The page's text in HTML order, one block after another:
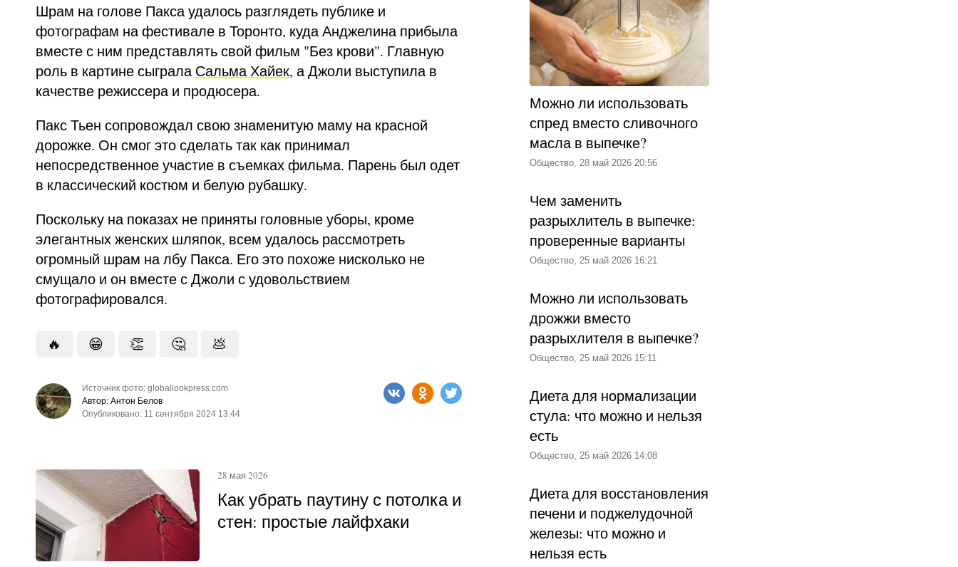
Шрам на голове Пакса удалось разглядеть публике и
фотографам на фестивале в Торонто, куда Анджелина прибыла
вместе с ним представлять свой фильм "Без крови". Главную
роль в картине сыгралаСальма Хайек, а Джоли выступила в
качестве режиссера и продюсера.
Пакс Тьен сопровождал свою знаменитую маму на красной
дорожке. Он смог это сделать так как принимал
непосредственное участие в съемках фильма. Парень был одет
в классический костюм и белую рубашку.
Поскольку на показах не приняты головные уборы, кроме
элегантных женских шляпок, всем удалось рассмотреть
огромный шрам на лбу Пакса. Его это похоже нисколько не
смущало и он вместе с Джоли с удовольствием
фотографировался.
🔥 😁 👏 🤔 💩
Источник фото: globallookpress.com
Автор: Антон Белов
Опубликовано: 11 сентября 2024 13:44
Как убрать паутину с потолка и
стен: простые лайфхаки
28 мая 2026
Можно ли использовать
спред вместо сливочного
масла в выпечке?
Общество, 28 май 2026 20:56
Чем заменить
разрыхлитель в выпечке:
проверенные варианты
Общество, 25 май 2026 16:21
Можно ли использовать
дрожжи вместо
разрыхлителя в выпечке?
Общество, 25 май 2026 15:11
Диета для нормализации
стула: что можно и нельзя
есть
Общество, 25 май 2026 14:08
Диета для восстановления
печени и поджелудочной
железы: что можно и
нельзя есть